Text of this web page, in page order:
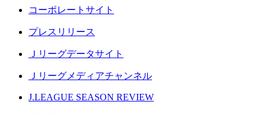
コーポレートサイト
プレスリリース
Ｊリーグデータサイト
Ｊリーグメディアチャンネル
J.LEAGUE SEASON REVIEW